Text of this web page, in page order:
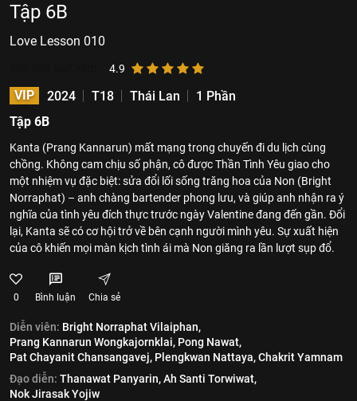
Tập 6B
Love​ Lesson 010
4.9
VIP 2024 T18 Thái Lan
1 Phần
Tập 6B
Kanta (Prang Kannarun) mất mạng trong chuyến đi du lịch cùng
chồng. Không cam chịu số phận, cô được Thần Tình Yêu giao cho
một nhiệm vụ đặc biệt: sửa đổi lối sống trăng hoa của Non (Bright
Norraphat) – anh chàng bartender phong lưu, và giúp anh nhận ra ý
nghĩa của tình yêu đích thực trước ngày Valentine đang đến gần. Đổi
lại, Kanta sẽ có cơ hội trở về bên cạnh người mình yêu. Sự xuất hiện
của cô khiến mọi màn kịch tình ái mà Non giăng ra lần lượt sụp đổ.
0 Bình luận Chia sẻ
Diễn viên: Bright Norraphat Vilaiphan,
Prang Kannarun Wongkajornklai, Pong Nawat,
Pat Chayanit Chansangavej, Plengkwan Nattaya,Chakrit Yamnam
Đạo diễn: Thanawat Panyarin,Ah Santi Torwiwat,
Nok Jirasak Yojiw